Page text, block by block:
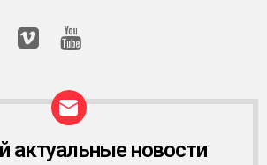
актуальные новости